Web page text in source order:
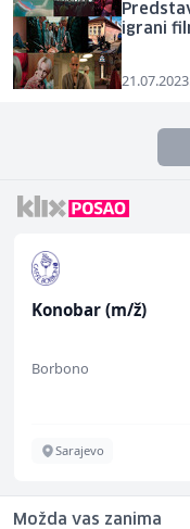
igrani
Konobar (m/ž)
Borbono
Sarajevo
Možda vas zanima